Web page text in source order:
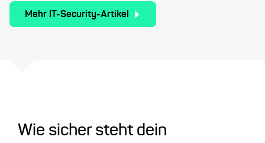
Mehr IT-Security-Artikel
Wie sicher steht dein